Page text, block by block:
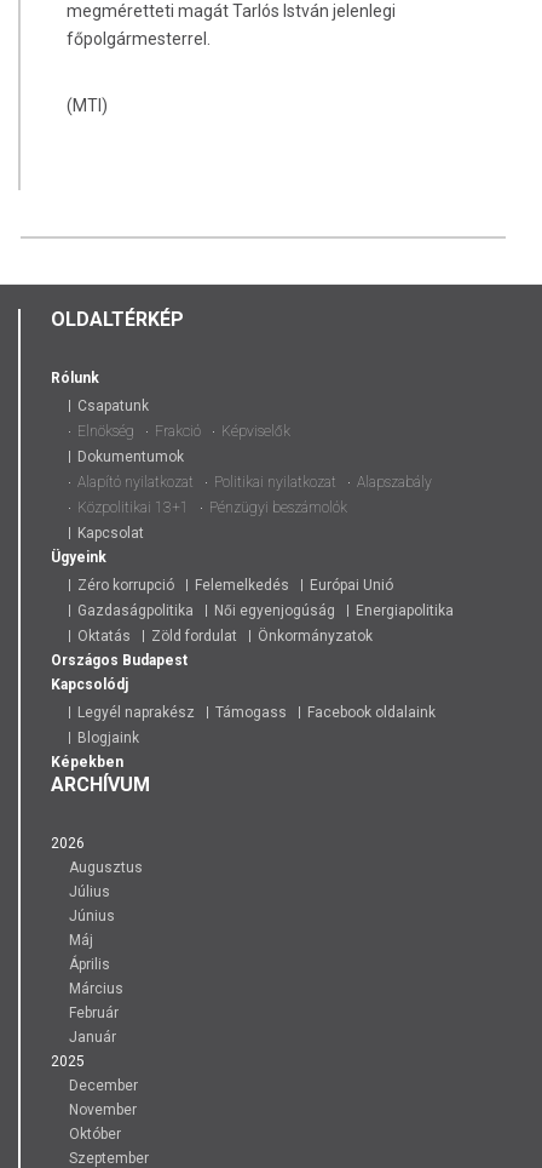
megméretteti magát Tarlós István jelenlegi
főpolgármesterrel.
(MTI)
OLDALTÉRKÉP
Rólunk
Csapatunk
Elnökség
Frakció
Képviselők
Dokumentumok
Alapító nyilatkozat
Politikai nyilatkozat
Alapszabály
Közpolitikai 13+1
Pénzügyi beszámolók
Kapcsolat
Ügyeink
Zéro korrupció
Felemelkedés
Európai Unió
Gazdaságpolitika
Női egyenjogúság
Energiapolitika
Oktatás
Zöld fordulat
Önkormányzatok
Országos Budapest
Kapcsolódj
Legyél naprakész
Támogass
Facebook oldalaink
Blogjaink
Képekben
ARCHÍVUM
2026
Augusztus
Július
Június
Máj
Április
Március
Február
Január
2025
December
November
Október
Szeptember